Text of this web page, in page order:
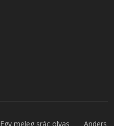
Egy meleg srác olvas Anders